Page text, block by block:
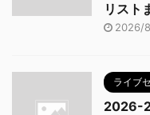
リスト
2026/
ライブ
2026-